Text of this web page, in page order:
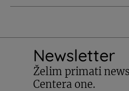
Newsletter
Želim primati
Centera one.